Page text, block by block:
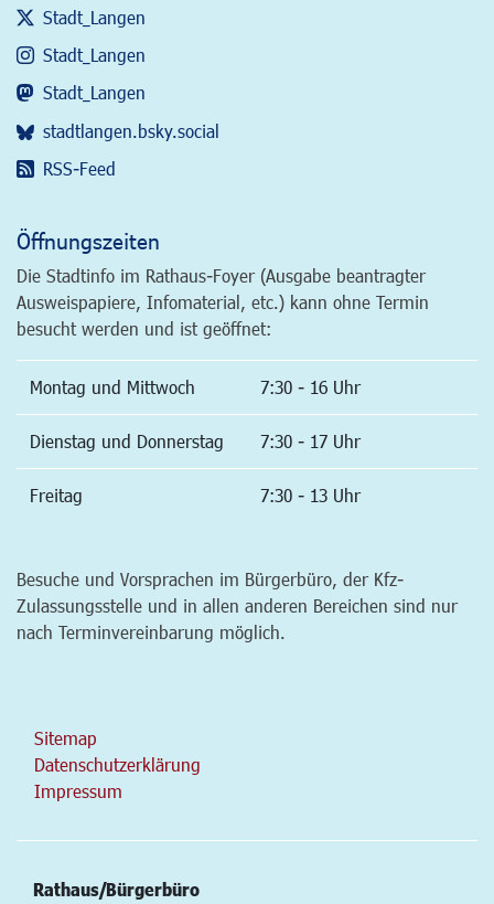
Stadt_Langen
Stadt_Langen
Stadt_Langen
stadtlangen.bsky.social
RSS-Feed
Öffnungszeiten
Die Stadtinfo im Rathaus-Foyer (Ausgabe beantragter
Ausweispapiere, Infomaterial, etc.) kann ohne Termin
besucht werden und ist geöffnet:
Montag und Mittwoch 7:30 - 16 Uhr
Dienstag und Donnerstag 7:30 - 17 Uhr
Freitag 7:30 - 13 Uhr
Besuche und Vorsprachen im Bürgerbüro, der Kfz-
Zulassungsstelle und in allen anderen Bereichen sind nur
nach Terminvereinbarung möglich.
Sitemap
Datenschutzerklärung
Impressum
Rathaus/Bürgerbüro